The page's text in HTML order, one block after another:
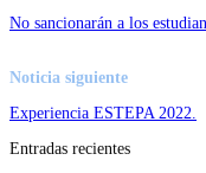
No sancionarán a los
Noticia siguiente
Experiencia ESTEPA 2022.
Entradas recientes